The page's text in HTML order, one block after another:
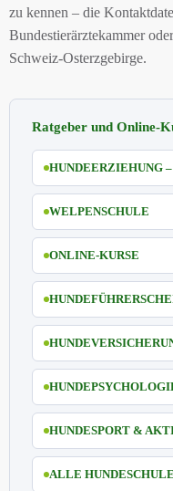
zu kennen – die
Bundestierärztekammer
Schweiz-Osterzgebirge.
Ratgeber und Online-
HUNDEERZIEHUNG
WELPENSCHULE
ONLINE-KURSE
HUNDESPORT &
ALLE